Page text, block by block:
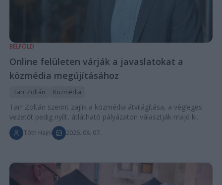
BELFÖLD
Online felületen várják a javaslatokat a
közmédia megújításához
Tarr Zoltán Közmédia
Tarr Zoltán szerint zajlik a közmédia átvilágítása, a végleges
vezetőt pedig nyílt, átlátható pályázaton választják majd ki.
Tóth Hajni 2026. 08. 07.